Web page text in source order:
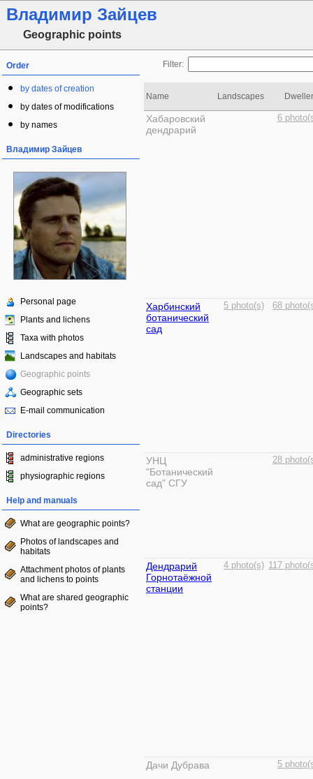
Владимир Зайцев
Geographic points
Order
by dates of creation
by dates of modifications
by names
Владимир Зайцев
Personal page
Plants and lichens
Taxa with photos
Landscapes and habitats
Geographic points
Geographic sets
E-mail communication
Directories
administrative regions
physiographic regions
Help and manuals
What are geographic points?
Photos of landscapes and
habitats
Attachment photos of plants
and lichens to points
What are shared geographic
points?
Filter:
Name Landscapes
Хабаровский
дендрарий
6
Харбинский
ботанический
сад
5 photo(s) 68
УНЦ
"Ботанический
сад" СГУ
28
Дендрарий
Горнотаёжной
станции
4 photo(s) 117
Дачи Дубрава 5